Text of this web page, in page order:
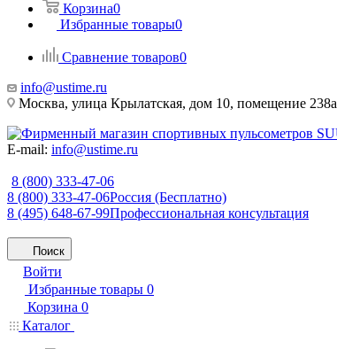
Корзина0
Избранные товары0
Сравнение товаров0
info@ustime.ru
Москва, улица Крылатская, дом 10, помещение 238а
E-mail: info@ustime.ru
8 (800) 333-47-06
8 (800) 333-47-06Россия (Бесплатно)
8 (495) 648-67-99Профессиональная консультация
Поиск
Войти
Избранные товары 0
Корзина 0
Каталог